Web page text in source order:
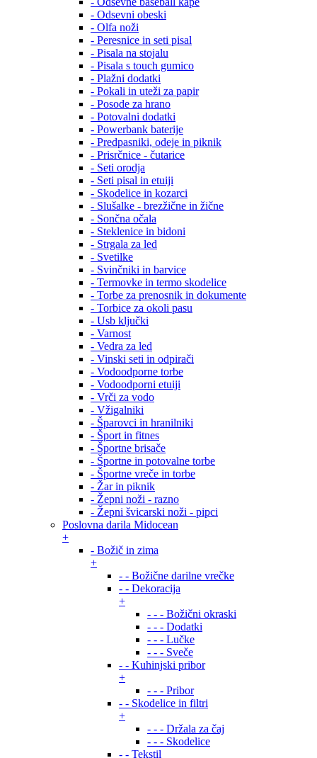
- Odsevni obeski
- Olfa noži
- Peresnice in seti pisal
- Pisala na stojalu
- Pisala s touch gumico
- Plažni dodatki
- Pokali in uteži za papir
- Posode za hrano
- Potovalni dodatki
- Powerbank baterije
- Predpasniki, odeje in piknik
- Prisrčnice - čutarice
- Seti orodja
- Seti pisal in etuiji
- Skodelice in kozarci
- Slušalke - brezžične in žične
- Sončna očala
- Steklenice in bidoni
- Strgala za led
- Svetilke
- Svinčniki in barvice
- Termovke in termo skodelice
- Torbe za prenosnik in dokumente
- Torbice za okoli pasu
- Usb ključki
- Varnost
- Vedra za led
- Vinski seti in odpirači
- Vodoodporne torbe
- Vodoodporni etuiji
- Vrči za vodo
- Vžigalniki
- Šparovci in hranilniki
- Šport in fitnes
- Športne brisače
- Športne in potovalne torbe
- Športne vreče in torbe
- Žar in piknik
- Žepni noži - razno
- Žepni švicarski noži - pipci
Poslovna darila Midocean
+
- Božič in zima
+
- - Božične darilne vrečke
- - Dekoracija
+
- - - Božični okraski
- - - Dodatki
- - - Lučke
- - - Sveče
- - Kuhinjski pribor
+
- - - Pribor
- - Skodelice in filtri
+
- - - Držala za čaj
- - - Skodelice
- - Tekstil